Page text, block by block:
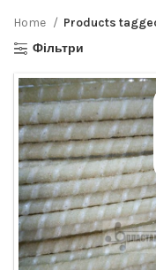
Home
Products
Фільтри